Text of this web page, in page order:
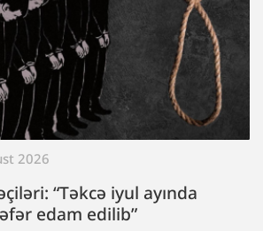
2026
“Təkcə iyul ayında
edam edilib”